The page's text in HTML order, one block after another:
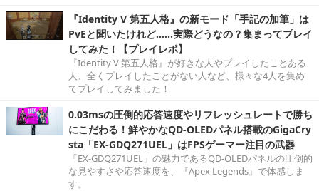
『Identity V 第五人格』の新モード「手記の加筆」は
PvEと聞いたけれど……実際どうなの？集まってプレイ
してみた！【プレイレポ】
『Identity V 第五人格』が好きな人やプレイしたことある
人、全くプレイしたことがない人など、様々な4人を集め
てプレイしてみました！
0.03msの圧倒的応答速度やリフレッシュレートで勝ち
にこだわる！鮮やかなQD-OLEDパネル搭載のGigaCry
sta「EX-GDQ271UEL」はFPSゲーマー注目の武器
「EX-GDQ271UEL」の魅力であるQD-OLEDパネルの圧倒的
な見やすさや応答速度を、『Apex Legends』で体感しま
す。